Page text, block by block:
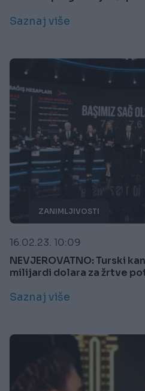
Saznaj više
ZANIMLJIVOSTI
16.02.23. 10:09
NEVJEROVATNO: Turski
milijardi dolara za žrtve
Saznaj više